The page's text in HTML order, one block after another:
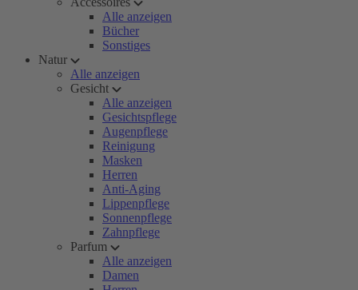
Alle anzeigen
Bücher
Sonstiges
Natur
Alle anzeigen
Gesicht
Alle anzeigen
Gesichtspflege
Augenpflege
Reinigung
Masken
Herren
Anti-Aging
Lippenpflege
Sonnenpflege
Zahnpflege
Parfum
Alle anzeigen
Damen